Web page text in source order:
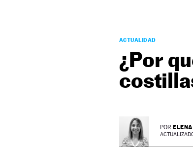
ACTUALIDAD
¿Por
POR